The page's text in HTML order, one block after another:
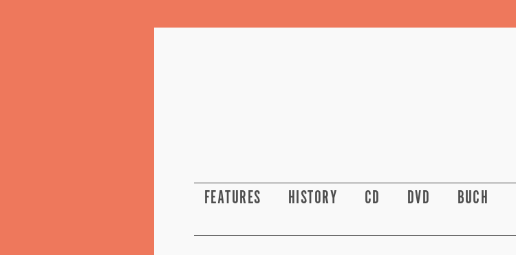
FEATURES HISTORY CD DVD BUCH